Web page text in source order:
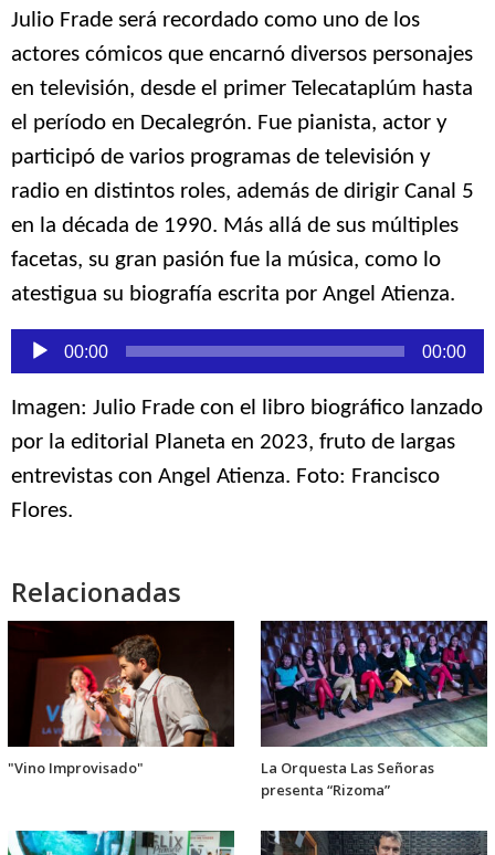
Julio Frade será recordado como uno de los
actores cómicos que encarnó diversos personajes
en televisión, desde el primer Telecataplúm hasta
el período en Decalegrón. Fue pianista, actor y
participó de varios programas de televisión y
radio en distintos roles, además de dirigir Canal 5
en la década de 1990. Más allá de sus múltiples
facetas, su gran pasión fue la música, como lo
atestigua su biografía escrita por Angel Atienza.
Reproductor
00:00 00:00
Imagen: Julio Frade con el libro biográfico lanzado
por la editorial Planeta en 2023, fruto de largas
entrevistas con Angel Atienza. Foto: Francisco
Flores.
Relacionadas
"Vino Improvisado"
La Orquesta Las Señoras
presenta “Rizoma”